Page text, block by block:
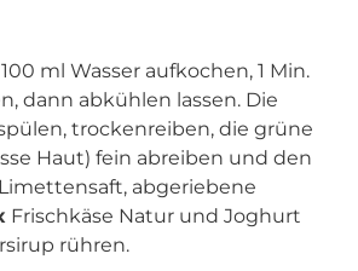
ml Wasser aufkochen, 1 Min.
dann abkühlen lassen. Die
trockenreiben, die grüne
Haut) fein abreiben und den
abgeriebene
Frischkäse Natur und Joghurt
rühren.